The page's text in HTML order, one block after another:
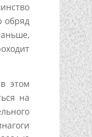
обряд
этом
на